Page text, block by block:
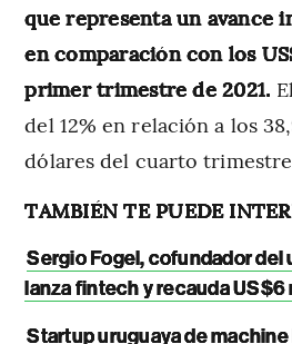
que representa un avance
en comparación con los
primer trimestre de 2021.
del 12% en relación a los
dólares del cuarto
TAMBIÉN TE PUEDE
Sergio Fogel, cofundador del
lanza fintech y recauda US$6
Startup uruguaya de